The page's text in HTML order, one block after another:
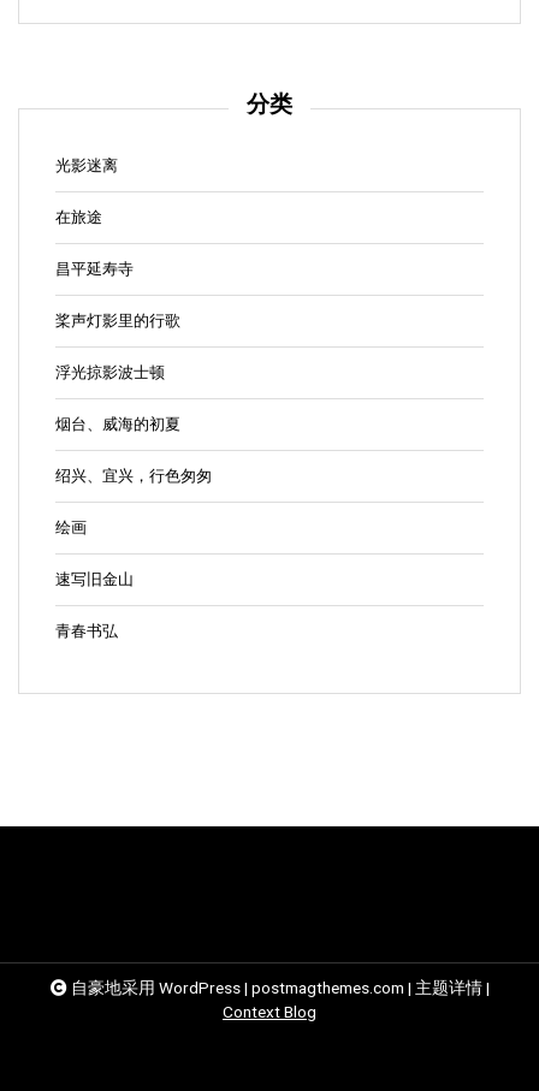
分类
光影迷离
在旅途
昌平延寿寺
桨声灯影里的行歌
浮光掠影波士顿
烟台、威海的初夏
绍兴、宜兴，行色匆匆
绘画
速写旧金山
青春书弘
自豪地采用 WordPress| postmagthemes.com | 主题详情|
Context Blog